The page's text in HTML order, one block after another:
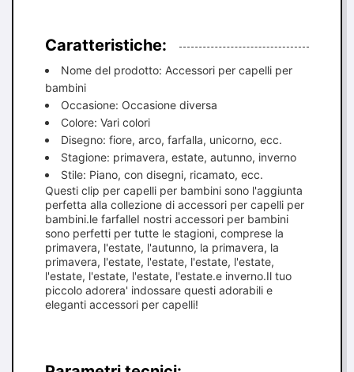
Caratteristiche:
Nome del prodotto: Accessori per capelli per
bambini
Occasione: Occasione diversa
Colore: Vari colori
Disegno: fiore, arco, farfalla, unicorno, ecc.
Stagione: primavera, estate, autunno, inverno
Stile: Piano, con disegni, ricamato, ecc.
Questi clip per capelli per bambini sono l'aggiunta
perfetta alla collezione di accessori per capelli per
bambini.le farfalleI nostri accessori per bambini
sono perfetti per tutte le stagioni, comprese la
primavera, l'estate, l'autunno, la primavera, la
primavera, l'estate, l'estate, l'estate, l'estate,
l'estate, l'estate, l'estate, l'estate.e inverno.Il tuo
piccolo adorera' indossare questi adorabili e
eleganti accessori per capelli!